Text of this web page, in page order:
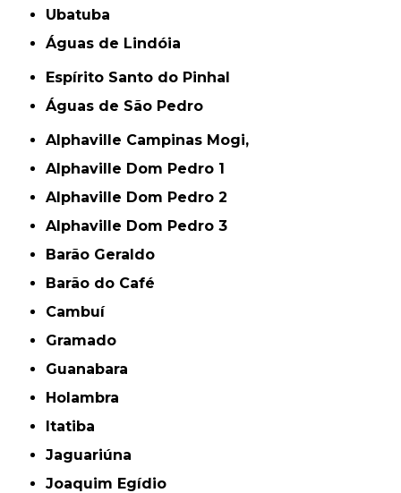
Ubatuba
Águas de Lindóia
Espírito Santo do Pinhal
Águas de São Pedro
Alphaville Campinas Mogi,
Alphaville Dom Pedro 1
Alphaville Dom Pedro 2
Alphaville Dom Pedro 3
Barão Geraldo
Barão do Café
Cambuí
Gramado
Guanabara
Holambra
Itatiba
Jaguariúna
Joaquim Egídio